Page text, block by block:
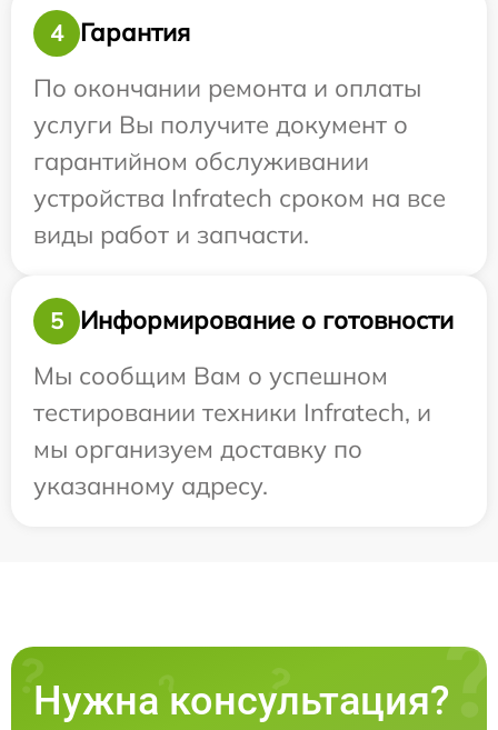
4
Гарантия
По окончании ремонта и оплаты
услуги Вы получите документ о
гарантийном обслуживании
устройства Infratech сроком на все
виды работ и запчасти.
5
Информирование о готовности
Мы сообщим Вам о успешном
тестировании техники Infratech, и
мы организуем доставку по
указанному адресу.
Нужна консультация?